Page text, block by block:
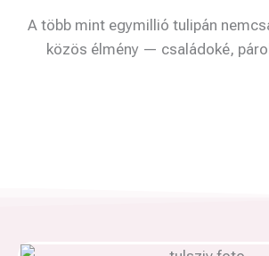
A több mint egymillió tulipán
közös élmény — családoké,